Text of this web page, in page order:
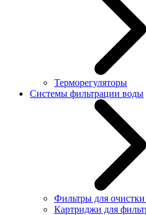
Терморегуляторы
Системы фильтрации воды
Фильтры для
Картриджи для